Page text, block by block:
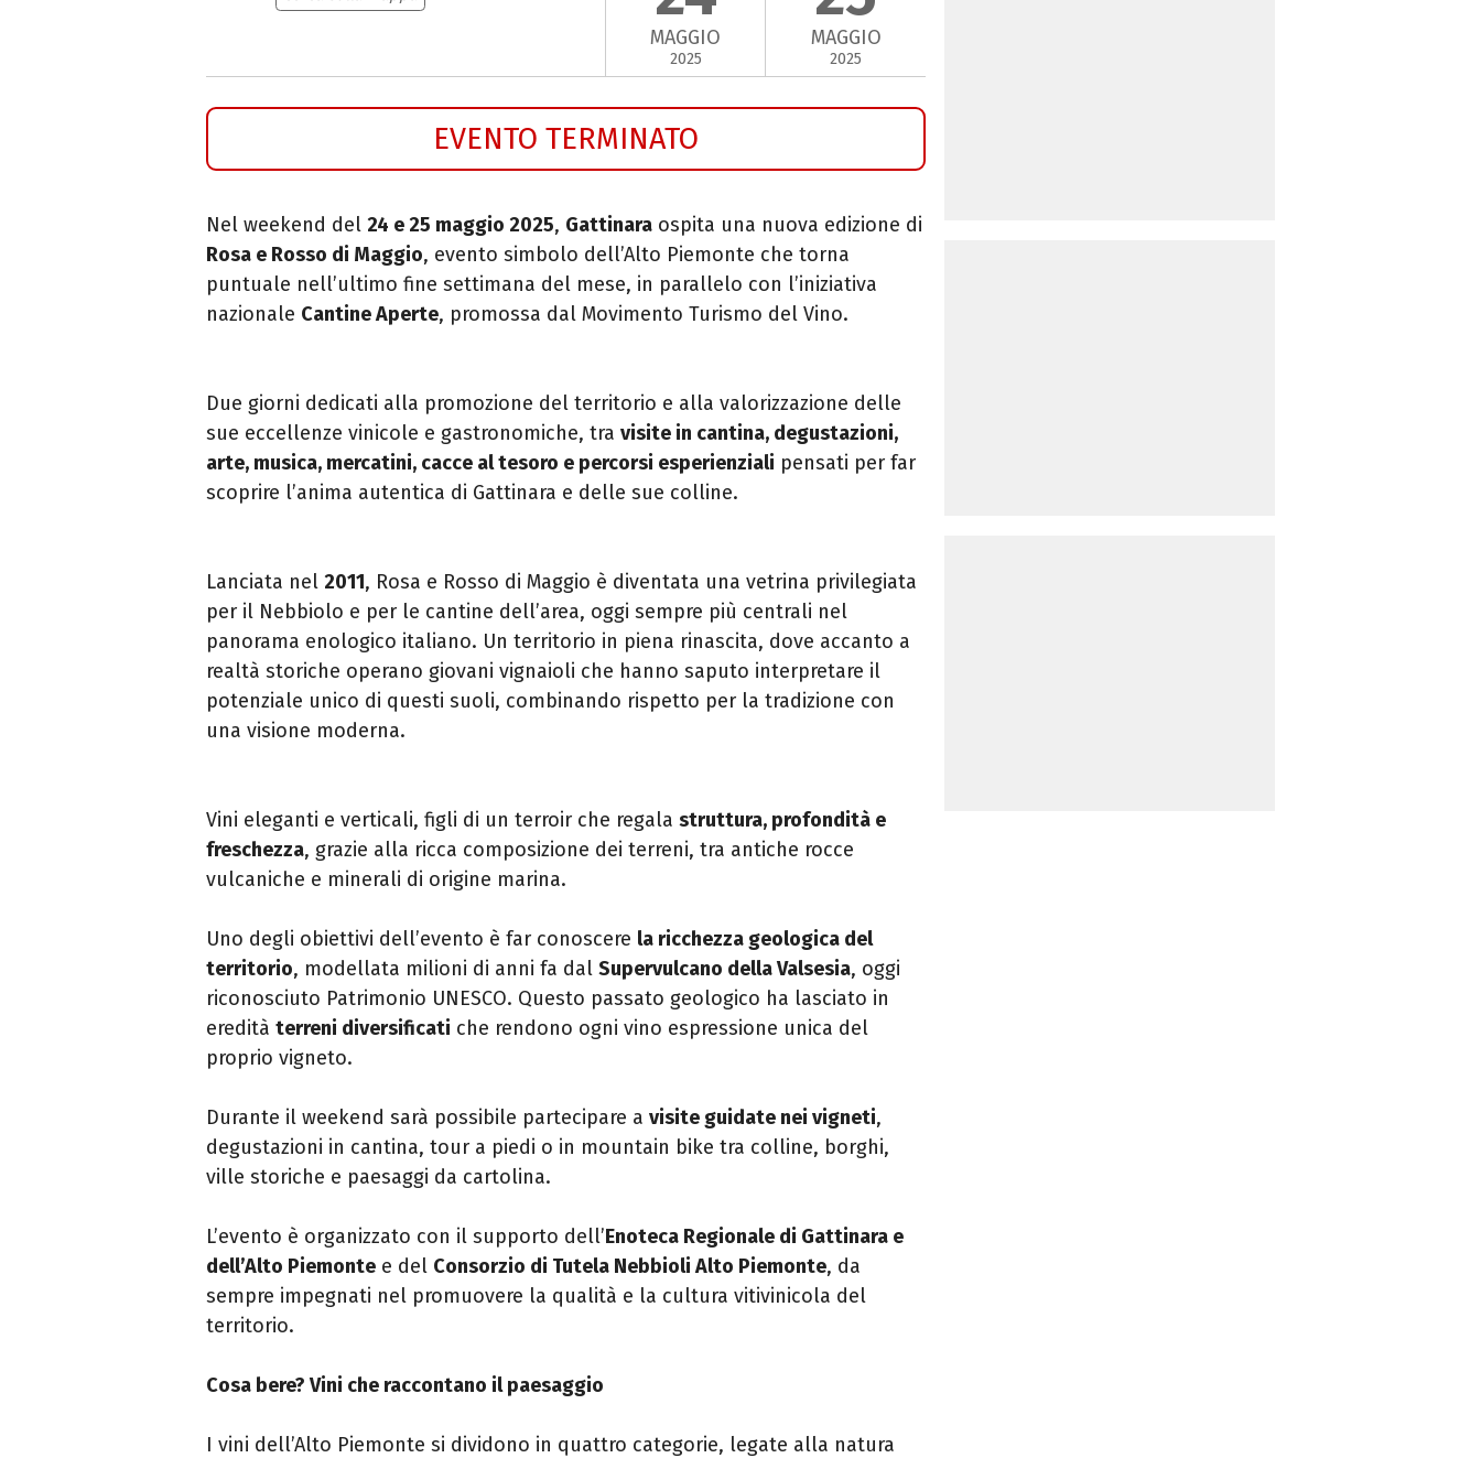
MAGGIO
2025
MAGGIO
2025
EVENTO TERMINATO
Nel weekend del 24 e 25 maggio 2025, Gattinara ospita una nuova edizione di
Rosa e Rosso di Maggio, evento simbolo dell’Alto Piemonte che torna
puntuale nell’ultimo fine settimana del mese, in parallelo con l’iniziativa
nazionale Cantine Aperte, promossa dal Movimento Turismo del Vino.
Due giorni dedicati alla promozione del territorio e alla valorizzazione delle
sue eccellenze vinicole e gastronomiche, tra visite in cantina, degustazioni,
arte, musica, mercatini, cacce al tesoro e percorsi esperienziali pensati per far
scoprire l’anima autentica di Gattinara e delle sue colline.
Lanciata nel 2011, Rosa e Rosso di Maggio è diventata una vetrina privilegiata
per il Nebbiolo e per le cantine dell’area, oggi sempre più centrali nel
panorama enologico italiano. Un territorio in piena rinascita, dove accanto a
realtà storiche operano giovani vignaioli che hanno saputo interpretare il
potenziale unico di questi suoli, combinando rispetto per la tradizione con
una visione moderna.
Vini eleganti e verticali, figli di un terroir che regala struttura, profondità e
freschezza, grazie alla ricca composizione dei terreni, tra antiche rocce
vulcaniche e minerali di origine marina.
Uno degli obiettivi dell’evento è far conoscere la ricchezza geologica del
territorio, modellata milioni di anni fa dal Supervulcano della Valsesia, oggi
riconosciuto Patrimonio UNESCO. Questo passato geologico ha lasciato in
eredità terreni diversificati che rendono ogni vino espressione unica del
proprio vigneto.
Durante il weekend sarà possibile partecipare a visite guidate nei vigneti,
degustazioni in cantina, tour a piedi o in mountain bike tra colline, borghi,
ville storiche e paesaggi da cartolina.
L’evento è organizzato con il supporto dell’Enoteca Regionale di Gattinara e
dell’Alto Piemonte e del Consorzio di Tutela Nebbioli Alto Piemonte, da
sempre impegnati nel promuovere la qualità e la cultura vitivinicola del
territorio.
Cosa bere? Vini che raccontano il paesaggio
I vini dell’Alto Piemonte si dividono in quattro categorie, legate alla natura